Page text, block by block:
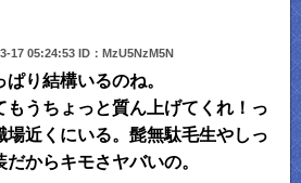
17 05:24:53 ID：MzU5NzM5N
り結構いるのね。
もうちょっと質ん上げてくれ！っ
場近くにいる。髭無駄毛生やしっ
からキモさヤバいの。